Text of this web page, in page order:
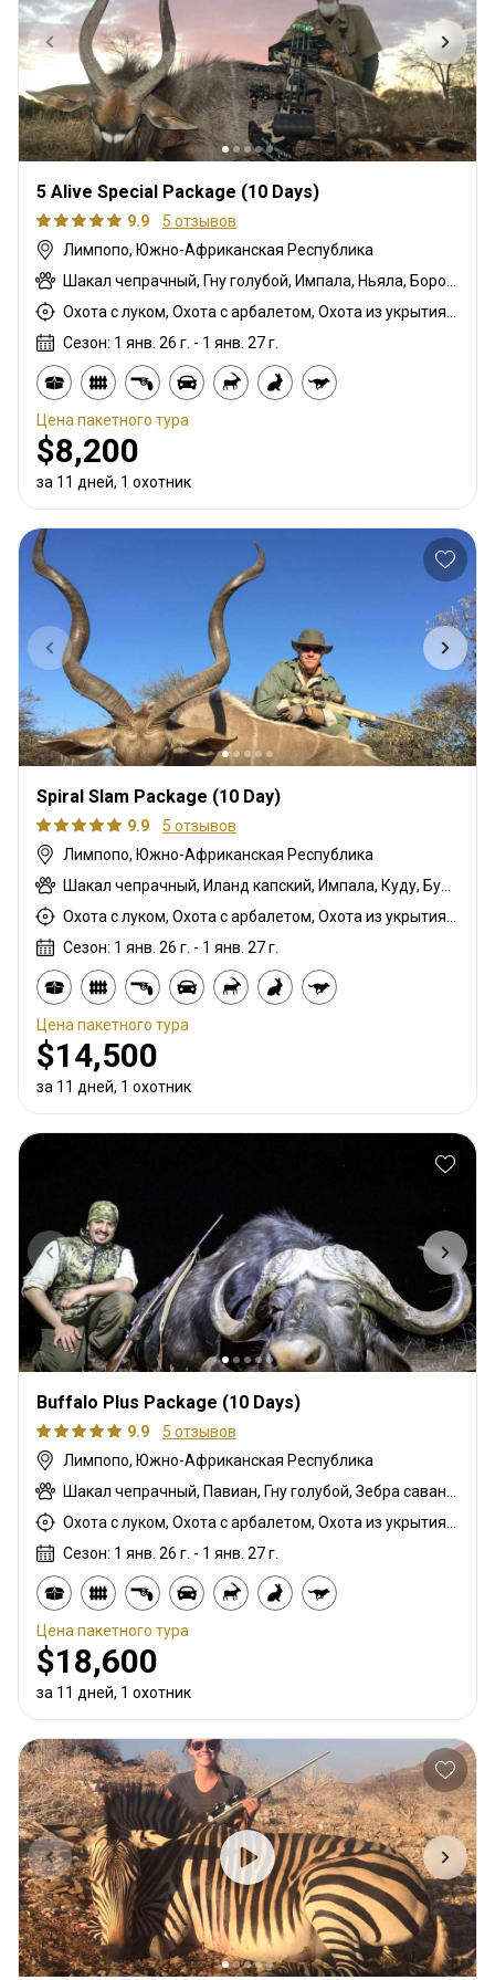
5 Alive Special Package (10 Days)
9.9
5 отзывов
Лимпопо, Южно-Африканская Республика
Сезон: 1 янв. 26 г. - 1 янв. 27 г.
Цена пакетного тура
$8,200
за 11 дней, 1 охотник
Spiral Slam Package (10 Day)
9.9
5 отзывов
Лимпопо, Южно-Африканская Республика
Шакал чепрачный, Иланд капский, Импала, Куду, Бушбок (Лимпопо), Ньяла
Охота с луком, Охота с арбалетом, Охота из укрытия, Охота с карабином, Охота с подхода
Сезон: 1 янв. 26 г. - 1 янв. 27 г.
Цена пакетного тура
$14,500
за 11 дней, 1 охотник
Buffalo Plus Package (10 Days)
9.9
5 отзывов
Лимпопо, Южно-Африканская Республика
Сезон: 1 янв. 26 г. - 1 янв. 27 г.
Цена пакетного тура
$18,600
за 11 дней, 1 охотник